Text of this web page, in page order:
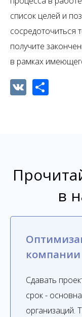
список целей и
сосредоточиться
получите
в рамках
VK Share
в
компании
Сдавать
срок -
организаций.